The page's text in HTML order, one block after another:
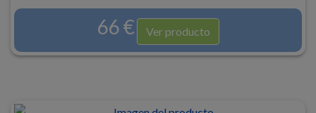
66 € Ver producto